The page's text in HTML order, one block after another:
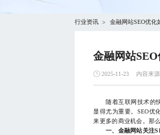
行业资讯 > 金融网站SEO优化
金融网站
2025-11-23 内容来源
随着互联网技术的快
显得尤为重要。SEO优
来更多的商业机会。那
一、金融网站关注